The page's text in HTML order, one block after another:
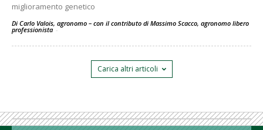
miglioramento genetico
Di Carlo Valois, agronomo – con il contributo di Massimo Scacco, agronomo libero
professionista -
Carica altri articoli